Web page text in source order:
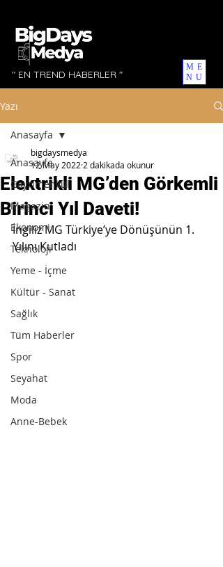
ME
NU
" EN TREND HABERLER "
Yazı
Anasayfa
Gayrimenkul
Magazin
Ekonomi
Teknoloji
Yeme - İçme
Kültür - Sanat
Sağlık
Tüm Haberler
Spor
Seyahat
Moda
Anne-Bebek
Anasayfa
Elektrikli MG’den Görkemli
Birinci Yıl Daveti!
bigdaysmedya
12 May 2022 2 dakikada okunur
İngiliz MG Türkiye’ye Dönüşünün 1.
Yılını Kutladı